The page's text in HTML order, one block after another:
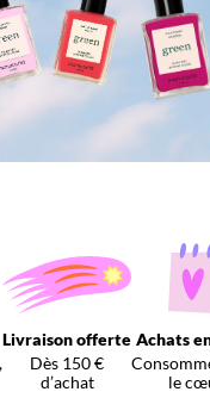
Livraison offerte
Dès 150 €
d’achat
Achats
le